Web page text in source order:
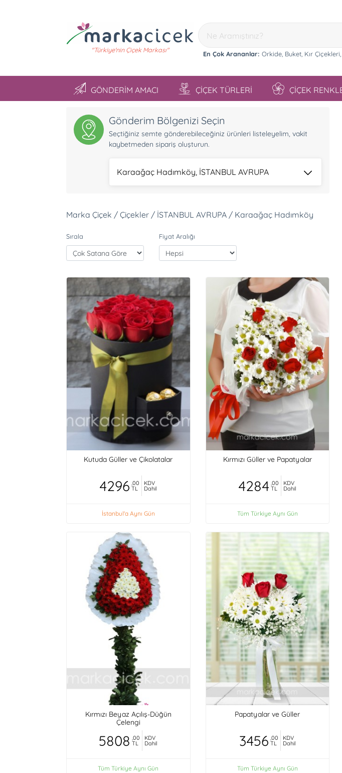
"Türkiye'nin Çiçek Markası" En Çok Arananlar: Orkide, Buket, Kır Çiçekleri,
GÖNDERİM AMACI ÇİÇEK TÜRLERİ ÇİÇEK
Gönderim Bölgenizi Seçin
Seçtiğiniz semte gönderebileceğiniz ürünleri listeleyelim, vakit
kaybetmeden sipariş oluşturun.
Karaağaç Hadımköy, İSTANBUL AVRUPA
Marka Çiçek / Çiçekler / İSTANBUL AVRUPA / Karaağaç Hadımköy
Sırala Fiyat Aralığı
Kutuda Güller ve Çikolatalar
4296 ,00
TL
KDV
Dahil
İstanbul'a Aynı Gün
Kırmızı Güller ve Papatyalar
4284 ,00
TL
KDV
Dahil
Tüm Türkiye Aynı Gün
Kırmızı Beyaz Açılış-Düğün
Çelengi
5808 ,00
TL
KDV
Dahil
Tüm Türkiye Aynı Gün
Papatyalar ve Güller
3456 ,00
TL
KDV
Dahil
Tüm Türkiye Aynı Gün